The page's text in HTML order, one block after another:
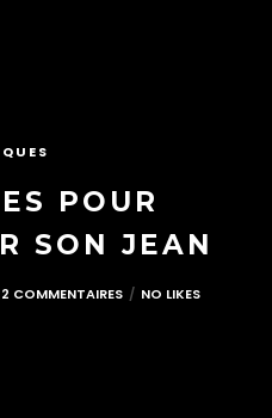
POUR
SON JEAN
2 COMMENTAIRES NO LIKES